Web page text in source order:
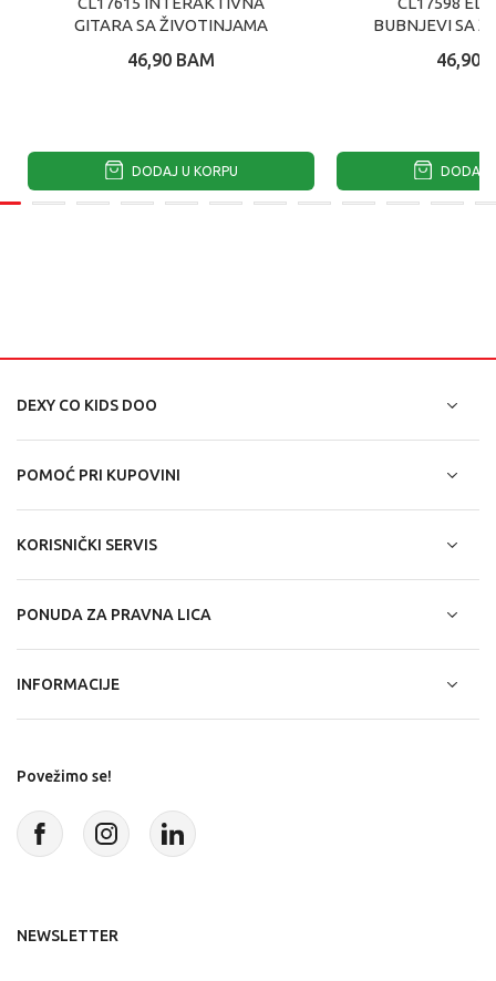
GITARA SA ŽIVOTINJAMA
46,90 BAM
DODAJ U KORPU
BUBNJEVI SA
46,90
DODAJ
DEXY CO KIDS DOO
POMOĆ PRI KUPOVINI
KORISNIČKI SERVIS
PONUDA ZA PRAVNA LICA
INFORMACIJE
Povežimo se!
NEWSLETTER